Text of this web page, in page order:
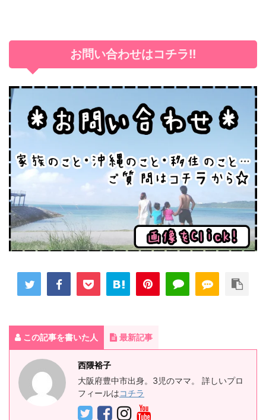
お問い合わせはコチラ!!
この記事を書いた人 最新記事
西隈裕子
大阪府豊中市出身。3児のママ。 詳しいプロ
フィールはコチラ